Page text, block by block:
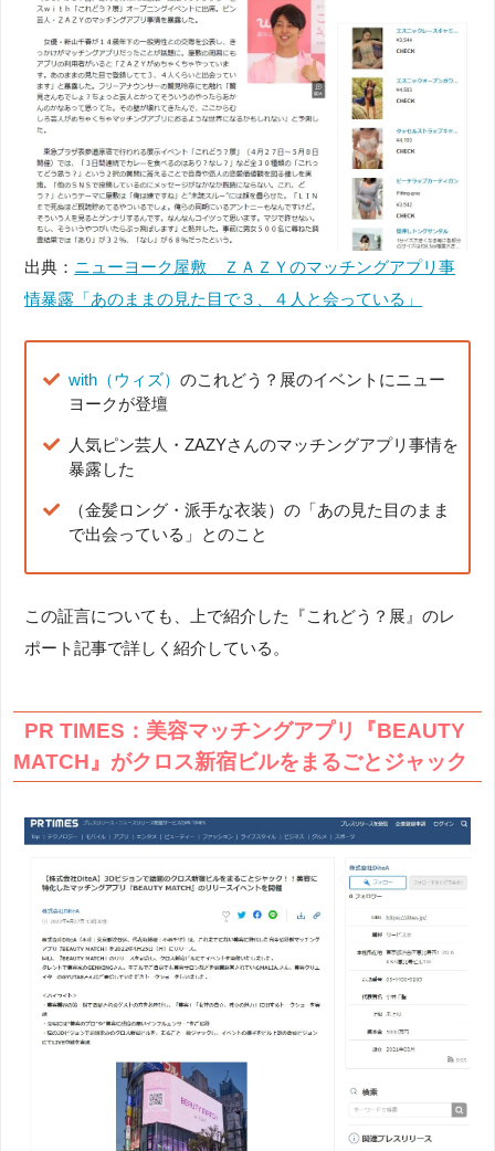
出典： ニューヨーク屋敷 ＺＡＺＹのマッチングアプリ事
情暴露「あのままの見た目で３、４人と会っている」
with（ウィズ）のこれどう？展のイベントにニュー
ヨークが登壇
人気ピン芸人・ZAZYさんのマッチングアプリ事情を
暴露した
（金髪ロング・派手な衣装）の「あの見た目のまま
で出会っている」とのこと
この証言についても、上で紹介した『これどう？展』のレ
ポート記事で詳しく紹介している。
PR TIMES：美容マッチングアプリ『BEAUTY
MATCH』がクロス新宿ビルをまるごとジャック